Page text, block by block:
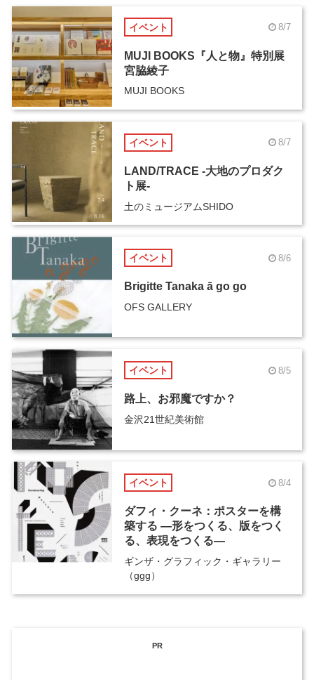
イベント 8/7
MUJI BOOKS『人と物』特別展
宮脇綾子
MUJI BOOKS
イベント 8/7
LAND/TRACE -大地のプロダク
ト展-
土のミュージアムSHIDO
イベント 8/6
Brigitte Tanaka ā go go
OFS GALLERY
イベント 8/5
路上、お邪魔ですか？
金沢21世紀美術館
イベント 8/4
ダフィ・クーネ：ポスターを構
築する ―形をつくる、版をつく
る、表現をつくる―
ギンザ・グラフィック・ギャラリー
（ggg）
PR